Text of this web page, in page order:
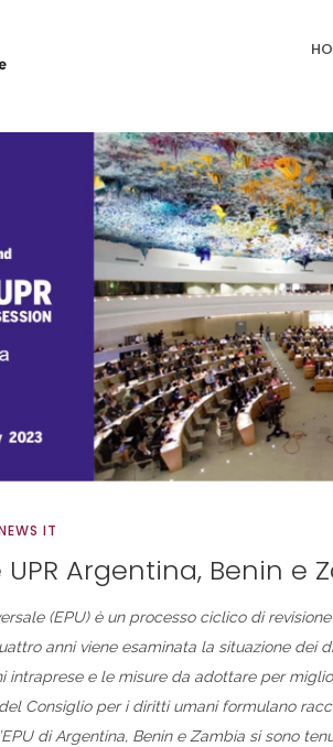
IT
Argentina, Benin e
(EPU) è un processo ciclico di
anni viene esaminata la situazione dei
intraprese e le misure da adottare per
Consiglio per i diritti umani formulano
di Argentina, Benin e Zambia si sono